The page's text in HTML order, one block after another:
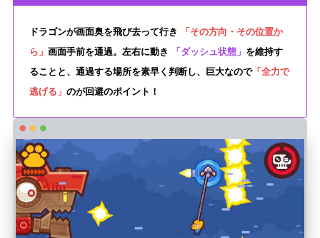
ドラゴンが画面奥を飛び去って行き
「その方向・その位置か
ら」画面手前を通過。左右に動き 「ダッシュ状態」 を維持す
ることと、通過する場所を素早く判断し、巨大なので「全力で
逃げる」のが回避のポイント！